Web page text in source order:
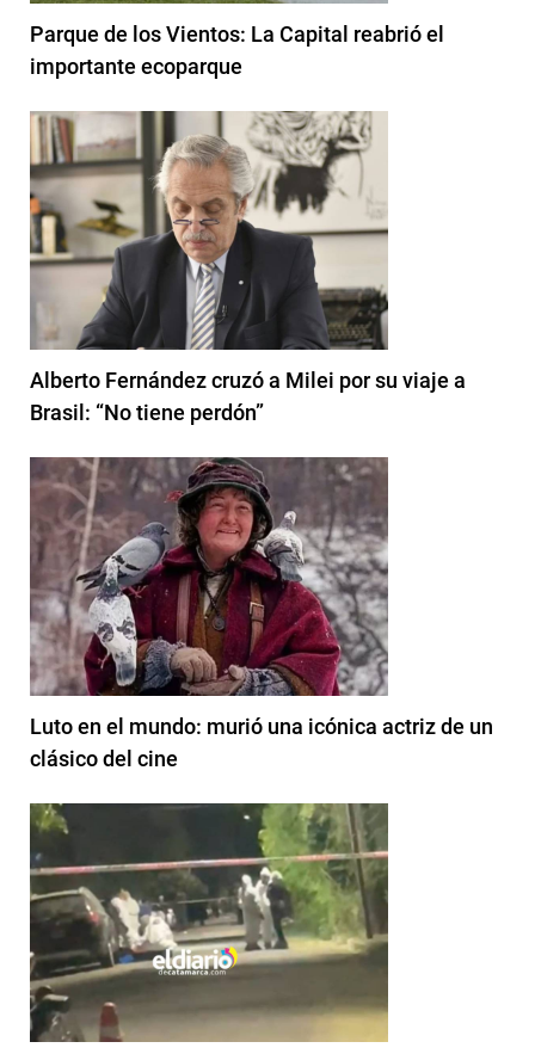
Parque de los Vientos: La Capital reabrió el
importante ecoparque
Alberto Fernández cruzó a Milei por su viaje a
Brasil: “No tiene perdón”
Luto en el mundo: murió una icónica actriz de un
clásico del cine